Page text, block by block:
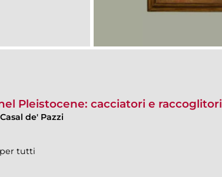
Pleistocene: cacciatori e raccoglitori
de' Pazzi
tutti